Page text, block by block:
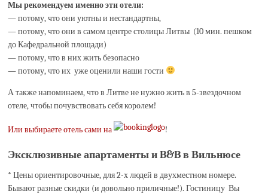
Мы рекомендуем именно эти отели:
— потому, что они уютны и нестандартны,
— потому, что они в самом центре столицы Литвы (10 мин. пешком
до Кафедральной площади)
— потому, что в них жить безопасно
— потому, что их уже оценили наши гости
А также напоминаем, что в Литве не нужно жить в 5-звездочном
отеле, чтобы почувствовать себя королем!
Или выбираете отель сами на !
Эксклюзивные апартаменты и B&B в Вильнюсе
* Цены ориентировочные, для 2-х людей в двухместном номере.
Бывают разные скидки (и довольно приличные!). Гостиницу Вы